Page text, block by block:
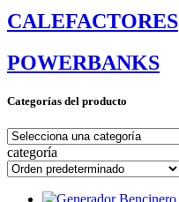
CALEFACTORES
POWERBANKS
Categorías del producto
categoría